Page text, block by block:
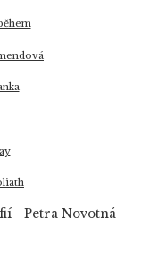
- Petra Novotná